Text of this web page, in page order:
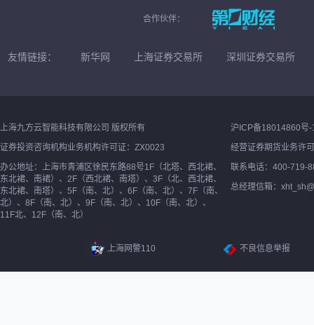
合作伙伴：
友情链接： 新华网 上海证券交易所 深圳证券交易所
上海九方云智能科技有限公司 版权所有
证券投资咨询机构业务机构许可证：ZX0023
办公地址：上海市青浦区徐民东路88号1F（北塔、西北裙、
东北裙、南裙）、2F（西北裙、南塔）、3F（北、西北裙、
东北裙、南塔）、5F（南、北）、6F（南、北）、7F（南、
北）、8F（南、北）、9F（南、北）、10F（南、北）、
11F北、12F（南、北）
沪ICP备18014860号-
经营证券期货业务许
联系电话：400-719-
总经理信箱：
上海网警110 不良信息举报